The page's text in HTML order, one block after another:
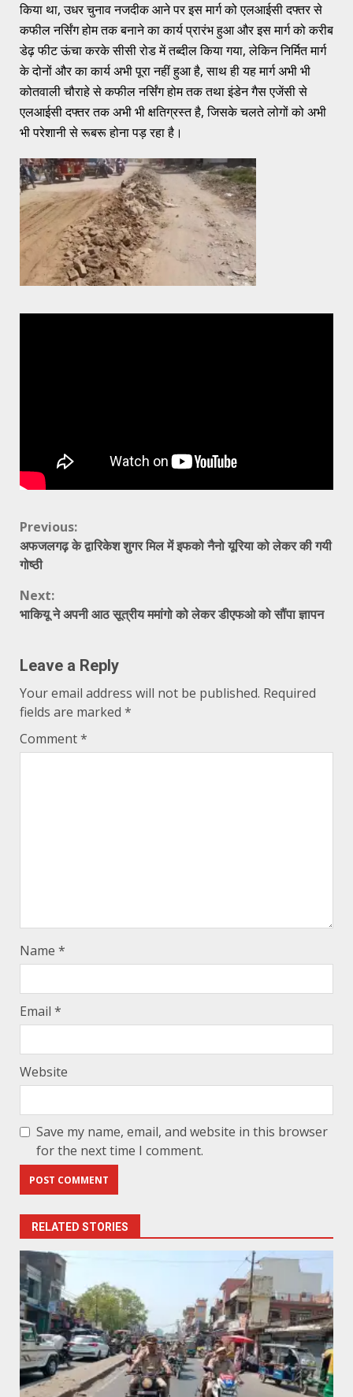
किया था, उधर चुनाव नजदीक आने पर इस मार्ग को एलआईसी दफ्तर से
कफील नर्सिंग होम तक बनाने का कार्य प्रारंभ हुआ और इस मार्ग को करीब
डेढ़ फीट ऊंचा करके सीसी रोड में तब्दील किया गया, लेकिन निर्मित मार्ग
के दोनों और का कार्य अभी पूरा नहीं हुआ है, साथ ही यह मार्ग अभी भी
कोतवाली चौराहे से कफील नर्सिंग होम तक तथा इंडेन गैस एजेंसी से
एलआईसी दफ्तर तक अभी भी क्षतिग्रस्त है, जिसके चलते लोगों को अभी
भी परेशानी से रूबरू होना पड़ रहा है।
Continue
Reading
Previous:
अफजलगढ़ के द्वारिकेश शुगर मिल में इफको नैनो यूरिया को लेकर की गयी
गोष्ठी
Next:
भाकियू ने अपनी आठ सूत्रीय ममांगो को लेकर डीएफओ को सौंपा ज्ञापन
Leave a Reply
Your email address will not be published. Required
fields are marked *
Comment*
Name *
Email *
Website
Save my name, email, and website in this browser
for the next time I comment.
RELATED STORIES